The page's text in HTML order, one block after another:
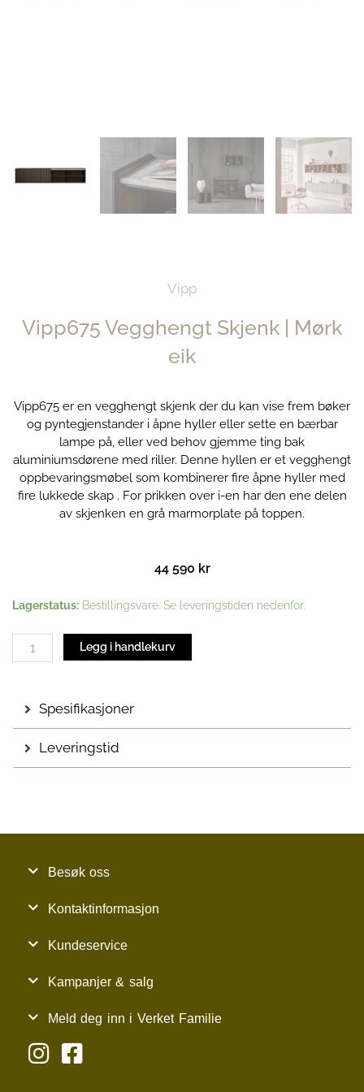
Vipp
Vipp675 Vegghengt Skjenk | Mørk
eik
Vipp675 er en vegghengt skjenk der du kan vise frem bøker
og pyntegjenstander i åpne hyller eller sette en bærbar
lampe på, eller ved behov gjemme ting bak
aluminiumsdørene med riller. Denne hyllen er et vegghengt
oppbevaringsmøbel som kombinerer fire åpne hyller med
fire lukkede skap . For prikken over i-en har den ene delen
av skjenken en grå marmorplate på toppen.
44 590 kr
Lagerstatus: Bestillingsvare. Se leveringstiden nedenfor.
Vipp675
|
antall
Legg i handlekurv
Spesifikasjoner
Leveringstid
Besøk oss
Kontaktinformasjon
Kundeservice
Kampanjer & salg
Meld deg inn i Verket Familie